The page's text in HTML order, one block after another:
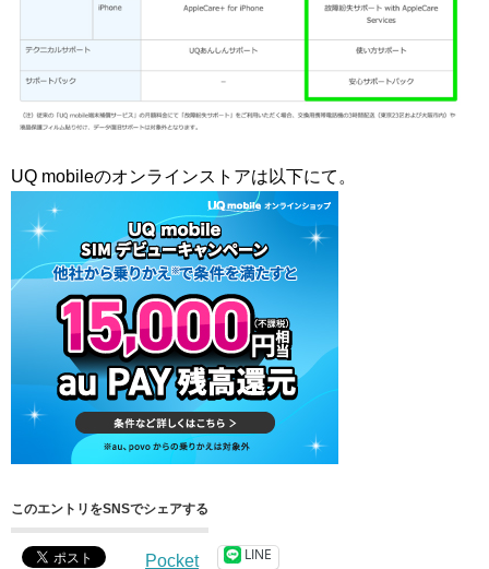
UQ mobileのオンラインストアは以下にて。
このエントリをSNSでシェアする
Pocket LINE